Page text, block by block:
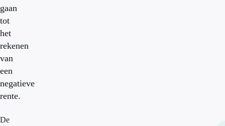
gaan
tot
het
rekenen
van
een
negatieve
rente.
De